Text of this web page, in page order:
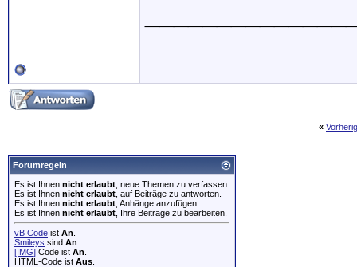
«
Forumregeln
Es ist Ihnen nicht erlaubt , neue Themen zu verfassen.
Es ist Ihnen nicht erlaubt , auf Beiträge zu antworten.
Es ist Ihnen nicht erlaubt , Anhänge anzufügen.
Es ist Ihnen nicht erlaubt , Ihre Beiträge zu bearbeiten.
vB Code ist An
Smileys sind An
[IMG] Code ist An
HTML-Code ist Aus